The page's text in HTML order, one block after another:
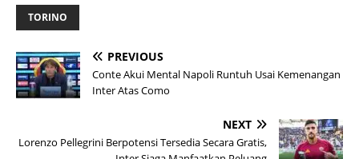
TORINO
PREVIOUS
Conte Akui Mental Napoli Runtuh Usai Kemenangan
Inter Atas Como
NEXT
Lorenzo Pellegrini Berpotensi Tersedia Secara Gratis,